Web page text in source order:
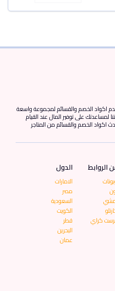
تقدم اكواد الخصم والقسائم لمجموعة واسعة
على توفير المال عند القيام
اكواد الخصم والقسائم من المتاجر
الروابط
كراي
الدول
الامارات
مصر
السعودية
الكويت
قطر
البحرين
عمان